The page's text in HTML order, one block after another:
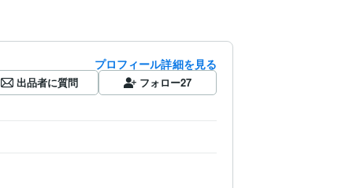
プロフィール詳細を見る
出品者に質問 フォロー27